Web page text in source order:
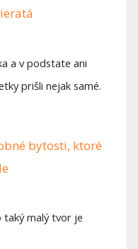
a v podstate ani
prišli nejak samé.
bytosti, ktoré
taký malý tvor je